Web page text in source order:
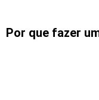
Por que fazer